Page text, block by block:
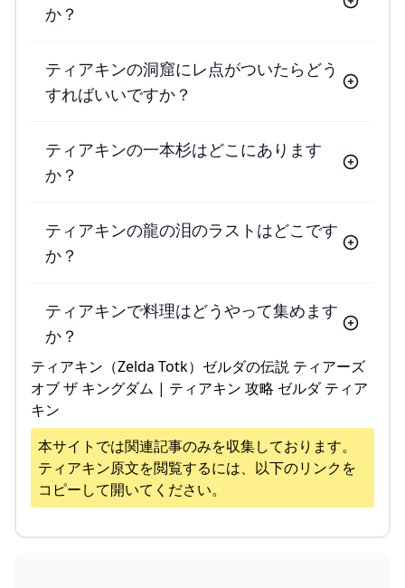
か？
ティアキンの洞窟にレ点がついたらどう
すればいいですか？
ティアキンの一本杉はどこにあります
か？
ティアキンの龍の泪のラストはどこです
か？
ティアキンで料理はどうやって集めます
か？
ティアキン（Zelda Totk）ゼルダの伝説 ティアーズ
オブ ザ キングダム | ティアキン 攻略 ゼルダ ティア
キン
本サイトでは関連記事のみを収集しております。
ティアキン原文を閲覧するには、以下のリンクを
コピーして開いてください。